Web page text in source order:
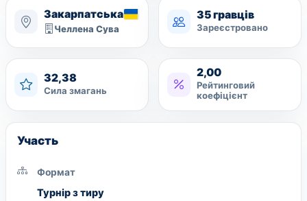
Закарпатська
Челлена Сува
35 гравців
Зареєстровано
32,38
Сила змагань
2,00
Рейтинговий
коефіцієнт
Участь
Формат
Турнір з тиру